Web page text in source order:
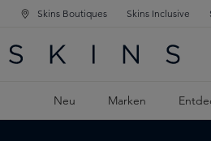
SPRINGEN
SPRINGEN
Skins Boutiques Skins Inclusive
Neu Marken